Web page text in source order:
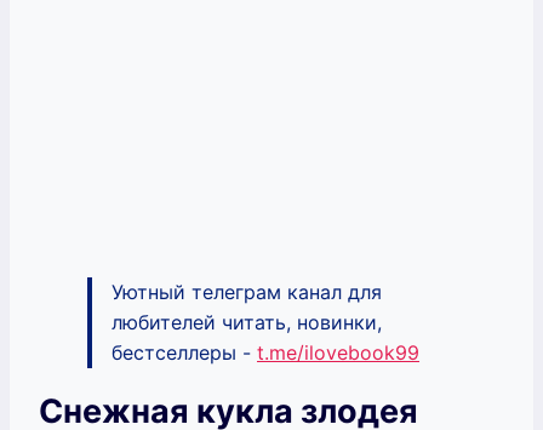
Уютный телеграм канал для
любителей читать, новинки,
бестселлеры - t.me/ilovebook99
Снежная кукла злодея